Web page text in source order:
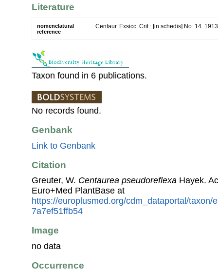
Literature
nomenclatural
reference
Centaur. Exsicc. Crit.: [in schedis] No. 14.
Taxon found in 6 publications.
No records found.
Genbank
Link to Genbank
Citation
Greuter, W. Centaurea pseudoreflexa Hayek.
Euro+Med PlantBase at
https://europlusmed.org/cdm_dataportal/taxon/
7a7ef51ffb54
Image
no data
Occurrence